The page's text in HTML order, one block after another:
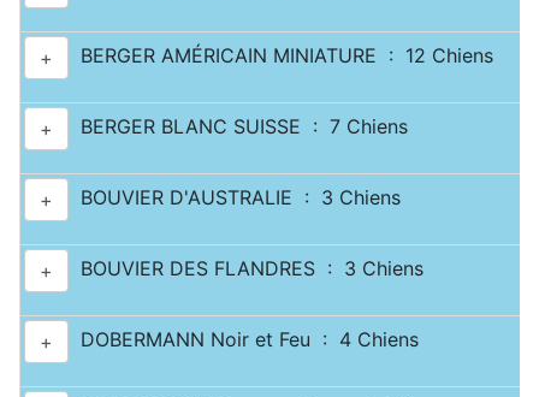
+ BERGER AMÉRICAIN MINIATURE : 12 Chiens
+ BERGER BLANC SUISSE : 7 Chiens
+ BOUVIER D'AUSTRALIE : 3 Chiens
+ BOUVIER DES FLANDRES : 3 Chiens
+ DOBERMANN Noir et Feu : 4 Chiens